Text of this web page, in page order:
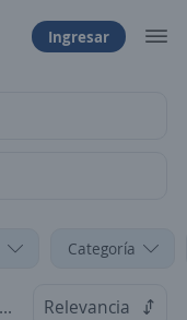
Ingresar
Categoría
Relevancia